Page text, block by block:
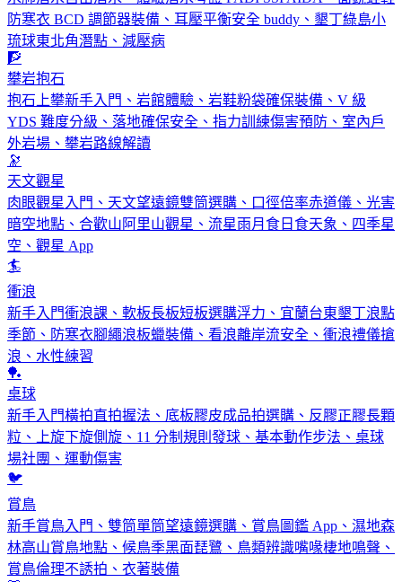
防寒衣 BCD 調節器裝備、耳壓平衡安全 buddy、墾丁綠島小
琉球東北角潛點、減壓病
🧗
攀岩抱石
抱石上攀新手入門、岩館體驗、岩鞋粉袋確保裝備、V 級
YDS 難度分級、落地確保安全、指力訓練傷害預防、室內戶
外岩場、攀岩路線解讀
🔭
天文觀星
肉眼觀星入門、天文望遠鏡雙筒選購、口徑倍率赤道儀、光害
暗空地點、合歡山阿里山觀星、流星雨月食日食天象、四季星
空、觀星 App
🏄
衝浪
新手入門衝浪課、軟板長板短板選購浮力、宜蘭台東墾丁浪點
季節、防寒衣腳繩浪板蠟裝備、看浪離岸流安全、衝浪禮儀搶
浪、水性練習
🏓
桌球
新手入門橫拍直拍握法、底板膠皮成品拍選購、反膠正膠長顆
粒、上旋下旋側旋、11 分制規則發球、基本動作步法、桌球
場社團、運動傷害
🐦
賞鳥
新手賞鳥入門、雙筒單筒望遠鏡選購、賞鳥圖鑑 App、濕地森
林高山賞鳥地點、候鳥季黑面琵鷺、鳥類辨識嘴喙棲地鳴聲、
賞鳥倫理不誘拍、衣著裝備